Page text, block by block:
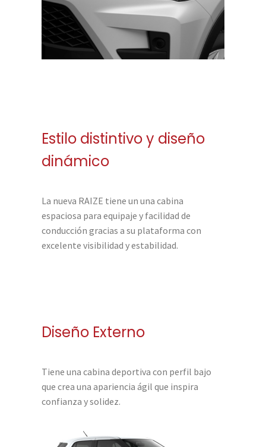
Estilo distintivo y diseño
dinámico
La nueva RAIZE tiene un una cabina
espaciosa para equipaje y facilidad de
conducción gracias a su plataforma con
excelente visibilidad y estabilidad.
Diseño Externo
Tiene una cabina deportiva con perfil bajo
que crea una apariencia ágil que inspira
confianza y solidez.